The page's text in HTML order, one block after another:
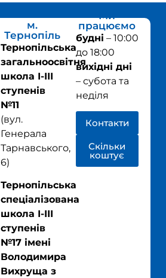
м.
Тернопіль
Тернопільська
загальноосвітня
школа І-ІІІ
ступенів
№11
(вул.
Генерала
Тарнавського,
6)
Тернопільська
спеціалізована
школа І-ІІІ
ступенів
№17 імені
Володимира
Вихруща з
Ми
працюємо
будні – 10:00
до 18:00
вихідні дні
– субота та
неділя
Контакти
Скільки
коштує